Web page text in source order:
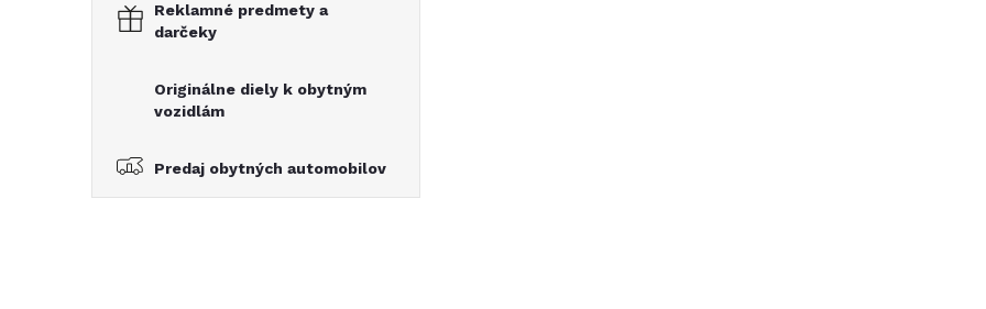
Reklamné predmety a
darčeky
Originálne diely k obytným
vozidlám
Predaj obytných automobilov